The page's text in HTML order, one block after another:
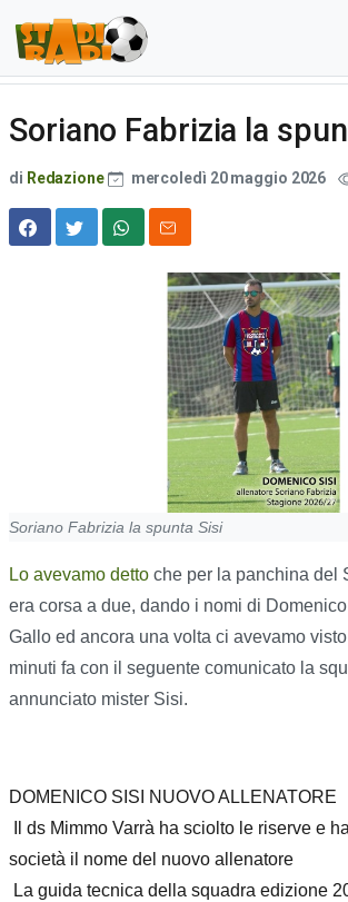
Soriano Fabrizia la
di Redazione mercoledì 20 maggio 2026
Soriano Fabrizia la spunta Sisi
Lo avevamo detto che per la panchina del
era corsa a due, dando i nomi di
Gallo ed ancora una volta ci avevamo
minuti fa con il seguente comunicato la
annunciato mister Sisi.
DOMENICO SISI NUOVO ALLENATORE
Il ds Mimmo Varrà ha sciolto le riserve e
società il nome del nuovo allenatore
La guida tecnica della squadra edizione